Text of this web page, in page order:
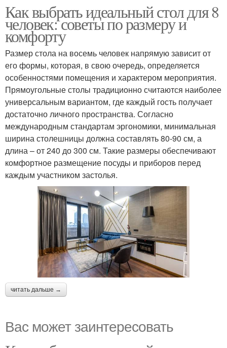
Как выбрать идеальный стол для 8
человек: советы по размеру и
комфорту
Размер стола на восемь человек напрямую зависит от
его формы, которая, в свою очередь, определяется
особенностями помещения и характером мероприятия.
Прямоугольные столы традиционно считаются наиболее
универсальным вариантом, где каждый гость получает
достаточно личного пространства. Согласно
международным стандартам эргономики, минимальная
ширина столешницы должна составлять 80-90 см, а
длина – от 240 до 300 см. Такие размеры обеспечивают
комфортное размещение посуды и приборов перед
каждым участником застолья.
читать дальше →
Вас может заинтересовать